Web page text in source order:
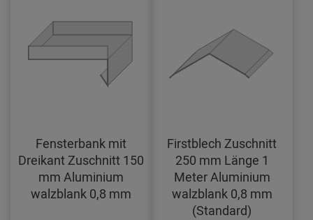
Fensterbank mit
Dreikant Zuschnitt 150
mm Aluminium
walzblank 0,8 mm
Firstblech Zuschnitt
250 mm Länge 1
Meter Aluminium
walzblank 0,8 mm
(Standard)